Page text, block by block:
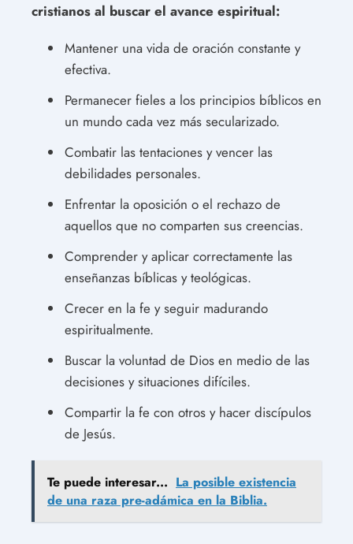
cristianos al buscar el avance espiritual:
Mantener una vida de oración constante y
efectiva.
Permanecer fieles a los principios bíblicos en
un mundo cada vez más secularizado.
Combatir las tentaciones y vencer las
debilidades personales.
Enfrentar la oposición o el rechazo de
aquellos que no comparten sus creencias.
Comprender y aplicar correctamente las
enseñanzas bíblicas y teológicas.
Crecer en la fe y seguir madurando
espiritualmente.
Buscar la voluntad de Dios en medio de las
decisiones y situaciones difíciles.
Compartir la fe con otros y hacer discípulos
de Jesús.
Te puede interesar... La posible existencia
de una raza pre-adámica en la Biblia.